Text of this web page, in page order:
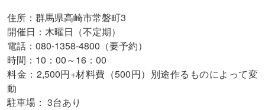
住所：群馬県高崎市常磐町3
開催日：木曜日（不定期）
電話：080-1358-4800（要予約）
時間：10：00～16：00
料金：2,500円+材料費（500円）別途作るものによって変
動
駐車場： 3台あり